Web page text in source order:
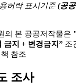
허락 표시기준 (공
의 본 공공저작물은
금지 + 변경금지” 조
참조
조사